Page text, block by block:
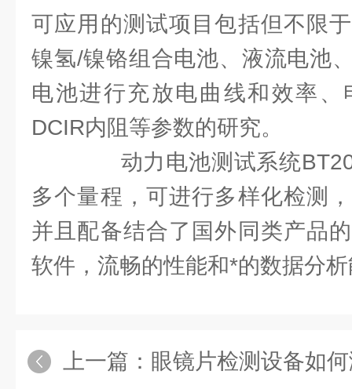
可应用的测试项目包括但不限
镍氢/镍铬组合电池、液流电池
电池进行充放电曲线和效率
DCIR内阻等参数的研究。
动力电池测试系统
多个量程，可进行多样化检测
并且配备结合了国外同类产品
软件，流畅的性能和*的数据分
上一篇： 眼镜片检测设备如何测